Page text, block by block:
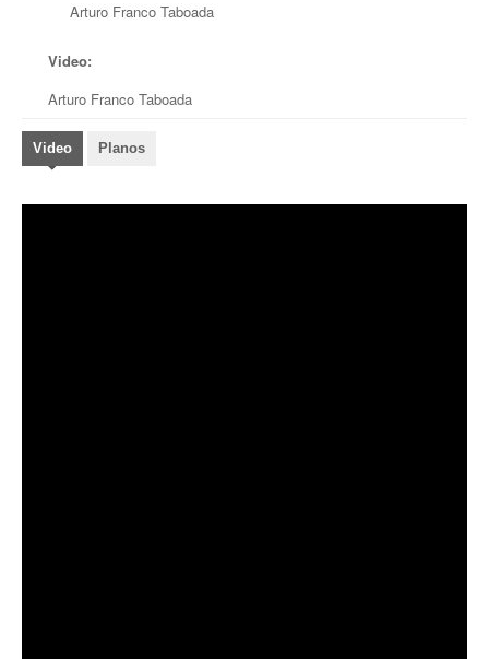
Arturo Franco Taboada
Video:
Arturo Franco Taboada
Video Planos